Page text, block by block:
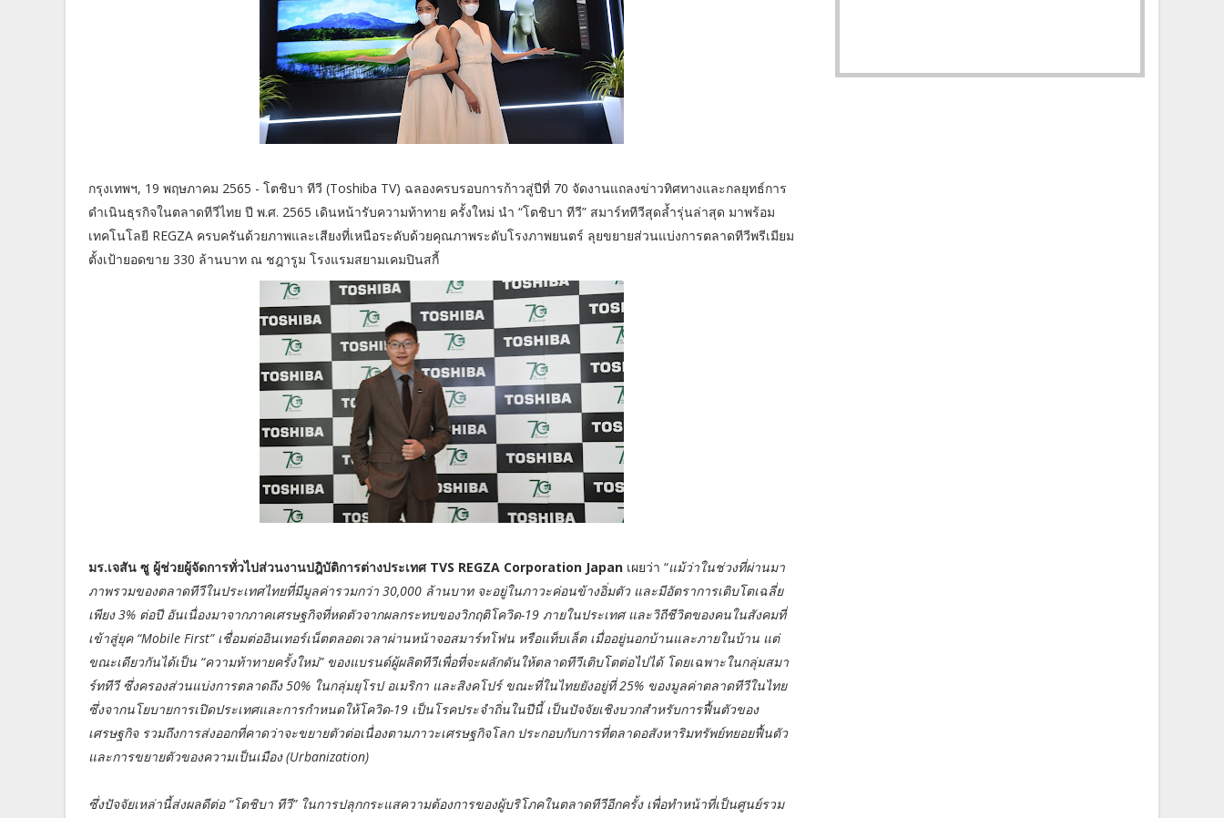
กรุงเทพฯ, 19 พฤษภาคม 2565 - โตชิบา ทีวี (Toshiba TV) ฉลองครบรอบการก้าวสู่ปีที่ 70 จัดงานแถลงข่าวทิศทางและกลยุทธ์การ
ดำเนินธุรกิจในตลาดทีวีไทย ปี พ.ศ. 2565 เดินหน้ารับความท้าทาย ครั้งใหม่ นำ “โตชิบา ทีวี” สมาร์ททีวีสุดล้ำรุ่นล่าสุด มาพร้อม
เทคโนโลยี REGZA ครบครันด้วยภาพและเสียงที่เหนือระดับด้วยคุณภาพระดับโรงภาพยนตร์ ลุยขยายส่วนแบ่งการตลาดทีวีพรีเมียม
ตั้งเป้ายอดขาย 330 ล้านบาท ณ ชฎารูม โรงแรมสยามเคมปินสกี้
มร.เจสัน ซู ผู้ช่วยผู้จัดการทั่วไปส่วนงานปฎิบัติการต่างประเทศ TVS REGZA Corporation Japan เผยว่า “แม้ว่าในช่วงที่ผ่านมา
ภาพรวมของตลาดทีวีในประเทศไทยที่มีมูลค่ารวมกว่า 30,000 ล้านบาท จะอยู่ในภาวะค่อนข้างอิ่มตัว และมีอัตราการเติบโตเฉลี่ย
เพียง 3% ต่อปี อันเนื่องมาจากภาคเศรษฐกิจที่หดตัวจากผลกระทบของวิกฤติโควิด-19 ภายในประเทศ และวิถีชีวิตของคนในสังคมที่
เข้าสู่ยุค “Mobile First” เชื่อมต่ออินเทอร์เน็ตตลอดเวลาผ่านหน้าจอสมาร์ทโฟน หรือแท็บเล็ต เมื่ออยู่นอกบ้านและภายในบ้าน แต่
ขณะเดียวกันได้เป็น “ความท้าทายครั้งใหม่” ของแบรนด์ผู้ผลิตทีวีเพื่อที่จะผลักดันให้ตลาดทีวีเติบโตต่อไปได้ โดยเฉพาะในกลุ่มสมา
ร์ททีวี ซึ่งครองส่วนแบ่งการตลาดถึง 50% ในกลุ่มยุโรป อเมริกา และสิงคโปร์ ขณะที่ในไทยยังอยู่ที่ 25% ของมูลค่าตลาดทีวีในไทย
ซึ่งจากนโยบายการเปิดประเทศและการกำหนดให้โควิด-19 เป็นโรคประจำถิ่นในปีนี้ เป็นปัจจัยเชิงบวกสำหรับการฟื้นตัวของ
เศรษฐกิจ รวมถึงการส่งออกที่คาดว่าจะขยายตัวต่อเนื่องตามภาวะเศรษฐกิจโลก ประกอบกับการที่ตลาดอสังหาริมทรัพย์ทยอยฟื้นตัว
และการขยายตัวของความเป็นเมือง (Urbanization)
ซึ่งปัจจัยเหล่านี้ส่งผลดีต่อ “โตชิบา ทีวี” ในการปลุกกระแสความต้องการของผู้บริโภคในตลาดทีวีอีกครั้ง เพื่อทำหน้าที่เป็นศูนย์รวม